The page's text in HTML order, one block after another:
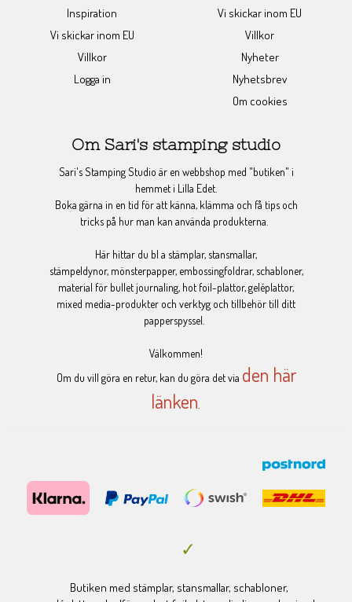
Inspiration
Vi skickar inom EU
Villkor
Logga in
Vi skickar inom EU
Villkor
Nyheter
Nyhetsbrev
Om cookies
Om Sari's stamping studio
Sari's Stamping Studio är en webbshop med "butiken" i
hemmet i Lilla Edet.
Boka gärna in en tid för att känna, klämma och få tips och
tricks på hur man kan använda produkterna.
Här hittar du bl a stämplar, stansmallar,
stämpeldynor, mönsterpapper, embossingfoldrar, schabloner,
material för bullet journaling, hot foil-plattor, geléplattor,
mixed media-produkter och verktyg och tillbehör till ditt
papperspyssel.
Välkommen!
Om du vill göra en retur, kan du göra det via den här
länken.
Butiken med stämplar, stansmallar, schabloner,